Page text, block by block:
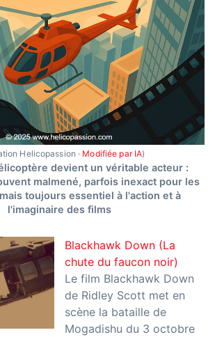
Helicopassion · Modifiée par IA)
devient un véritable acteur :
malmené, parfois inexact pour les
toujours essentiel à l'action et à
l'imaginaire des films
Blackhawk Down (La
chute du faucon noir)
Le film Blackhawk Down
de Ridley Scott met en
scène la bataille de
Mogadishu du 3 octobre